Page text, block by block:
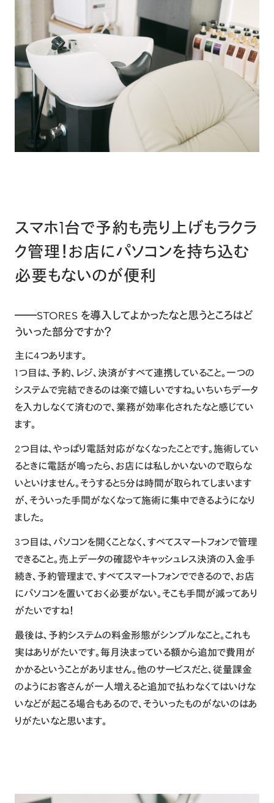
スマホ1台で予約も売り上げもラクラ
ク管理！お店にパソコンを持ち込む
必要もないのが便利
――STORES を導入してよかったなと思うところはど
ういった部分ですか？
主に4つあります。
1つ目は、予約、レジ、決済がすべて連携していること。一つの
システムで完結できるのは楽で嬉しいですね。いちいちデータ
を入力しなくて済むので、業務が効率化されたなと感じてい
ます。
2つ目は、やっぱり電話対応がなくなったことです。施術してい
るときに電話が鳴ったら、お店には私しかいないので取らな
いといけません。そうすると5分は時間が取られてしまいます
が、そういった手間がなくなって施術に集中できるようになり
ました。
3つ目は、パソコンを開くことなく、すべてスマートフォンで管理
できること。売上データの確認やキャッシュレス決済の入金手
続き、予約管理まで、すべてスマートフォンでできるので、お店
にパソコンを置いておく必要がない。そこも手間が減ってあり
がたいですね！
最後は、予約システムの料金形態がシンプルなこと。これも
実はありがたいです。毎月決まっている額から追加で費用が
かかるということがありません。他のサービスだと、従量課金
のようにお客さんが一人増えると追加で払わなくてはいけな
いなどが起こる場合もあるので、そういったものがないのはあ
りがたいなと思います。